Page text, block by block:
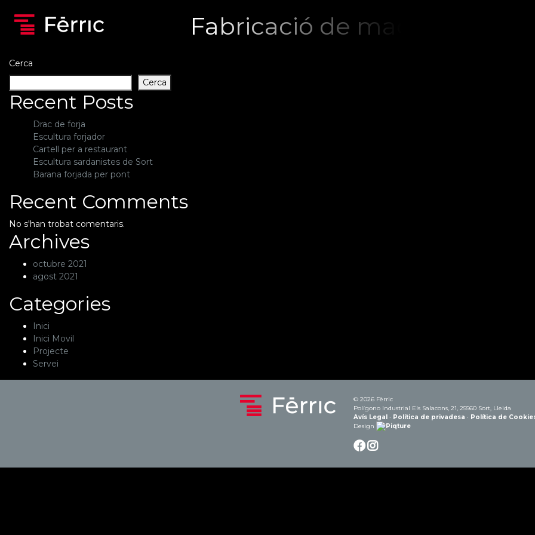
Fabricació de maquinària
Cerca
Cerca
Recent Posts
Drac de forja
Escultura forjador
Cartell per a restaurant
Escultura sardanistes de Sort
Barana forjada per pont
Recent Comments
No s'han trobat comentaris.
Archives
octubre 2021
agost 2021
Categories
Inici
Inici Movil
Projecte
Servei
© 2026 Fèrric
Polígono Industrial Els Salacons, 21, 25560 Sort, Lleida
Avís Legal · Política de privadesa · Política de
Design